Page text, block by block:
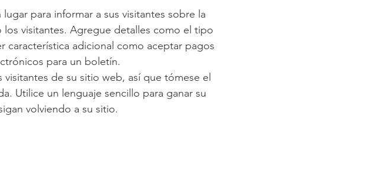
para informar a sus visitantes sobre la
visitantes. Agregue detalles como el tipo
adicional como aceptar pagos
para un boletín.
de su sitio web, así que tómese el
Utilice un lenguaje sencillo para ganar su
volviendo a su sitio.